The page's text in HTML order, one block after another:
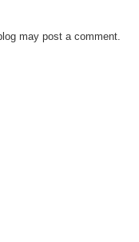
may post a comment.